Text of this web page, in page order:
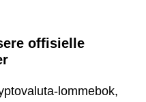
offisielle
lommebok,